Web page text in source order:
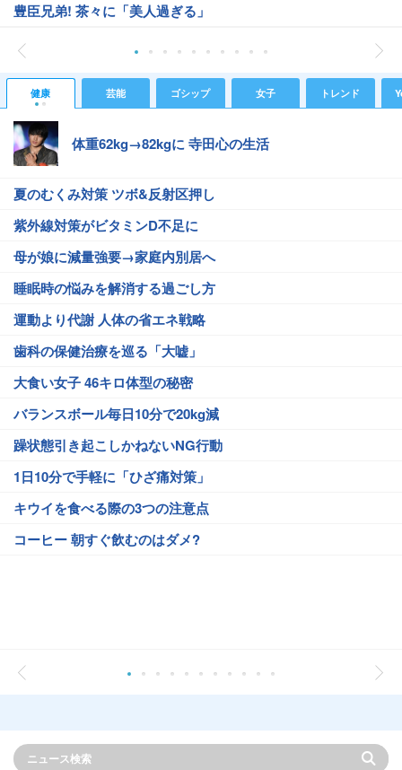
豊臣兄弟! 茶々に「美人過ぎる」
健康 芸能 ゴシップ 女子 トレンド
体重62kg→82kgに 寺田心の生活
夏のむくみ対策 ツボ&反射区押し
紫外線対策がビタミンD不足に
母が娘に減量強要→家庭内別居へ
睡眠時の悩みを解消する過ごし方
運動より代謝 人体の省エネ戦略
歯科の保健治療を巡る「大嘘」
大食い女子 46キロ体型の秘密
バランスボール毎日10分で20kg減
躁状態引き起こしかねないNG行動
1日10分で手軽に「ひざ痛対策」
キウイを食べる際の3つの注意点
コーヒー 朝すぐ飲むのはダメ?